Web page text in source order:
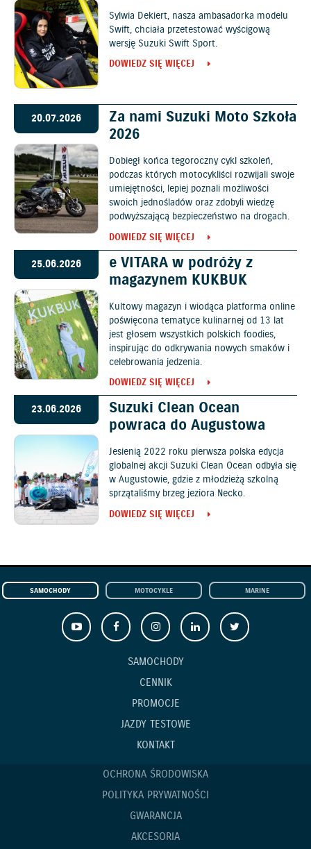
Sylwia Dekiert, nasza ambasadorka modelu
Swift, chciała przetestować wyścigową
wersję Suzuki Swift Sport.
DOWIEDZ SIĘ WIĘCEJ
20.07.2026
Za nami Suzuki Moto Szkoła
2026
Dobiegł końca tegoroczny cykl szkoleń,
podczas których motocykliści rozwijali swoje
umiejętności, lepiej poznali możliwości
swoich jednośladów oraz zdobyli wiedzę
podwyższającą bezpieczeństwo na drogach.
DOWIEDZ SIĘ WIĘCEJ
25.06.2026
e VITARA w podróży z
magazynem KUKBUK
Kultowy magazyn i wiodąca platforma online
poświęcona tematyce kulinarnej od 13 lat
jest głosem wszystkich polskich foodies,
inspirując do odkrywania nowych smaków i
celebrowania jedzenia.
DOWIEDZ SIĘ WIĘCEJ
23.06.2026
Suzuki Clean Ocean
powraca do Augustowa
Jesienią 2022 roku pierwsza polska edycja
globalnej akcji Suzuki Clean Ocean odbyła się
w Augustowie, gdzie z młodzieżą szkolną
sprzątaliśmy brzeg jeziora Necko.
DOWIEDZ SIĘ WIĘCEJ
SAMOCHODY MOTOCYKLE MARINE
SAMOCHODY
CENNIK
PROMOCJE
JAZDY TESTOWE
KONTAKT
OCHRONA ŚRODOWISKA
POLITYKA PRYWATNOŚCI
GWARANCJA
AKCESORIA